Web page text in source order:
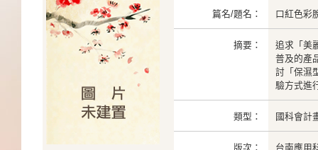
篇名/題名： 口紅色彩
摘要：
追求「美
普及的產
討「保濕
驗方式進
類型： 國科會計
版次： 台南應用